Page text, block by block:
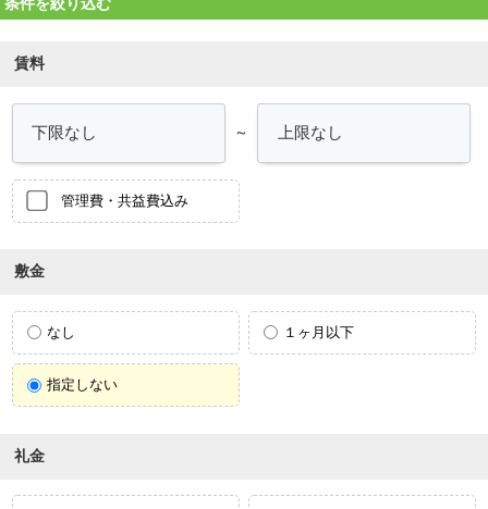
賃料
～
管理費・共益費込み
敷金
なし １ヶ月以下
指定しない
礼金